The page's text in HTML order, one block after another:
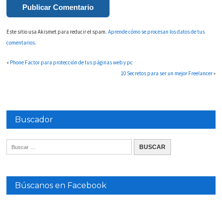
Este sitio usa Akismet para reducir el spam.Aprende cómo se procesan los datos de tus
comentarios.
« Phone Factor para protección de tus páginas web y pc
10 Secretos para ser un mejor Freelancer»
Buscador
Búscanos en Facebook